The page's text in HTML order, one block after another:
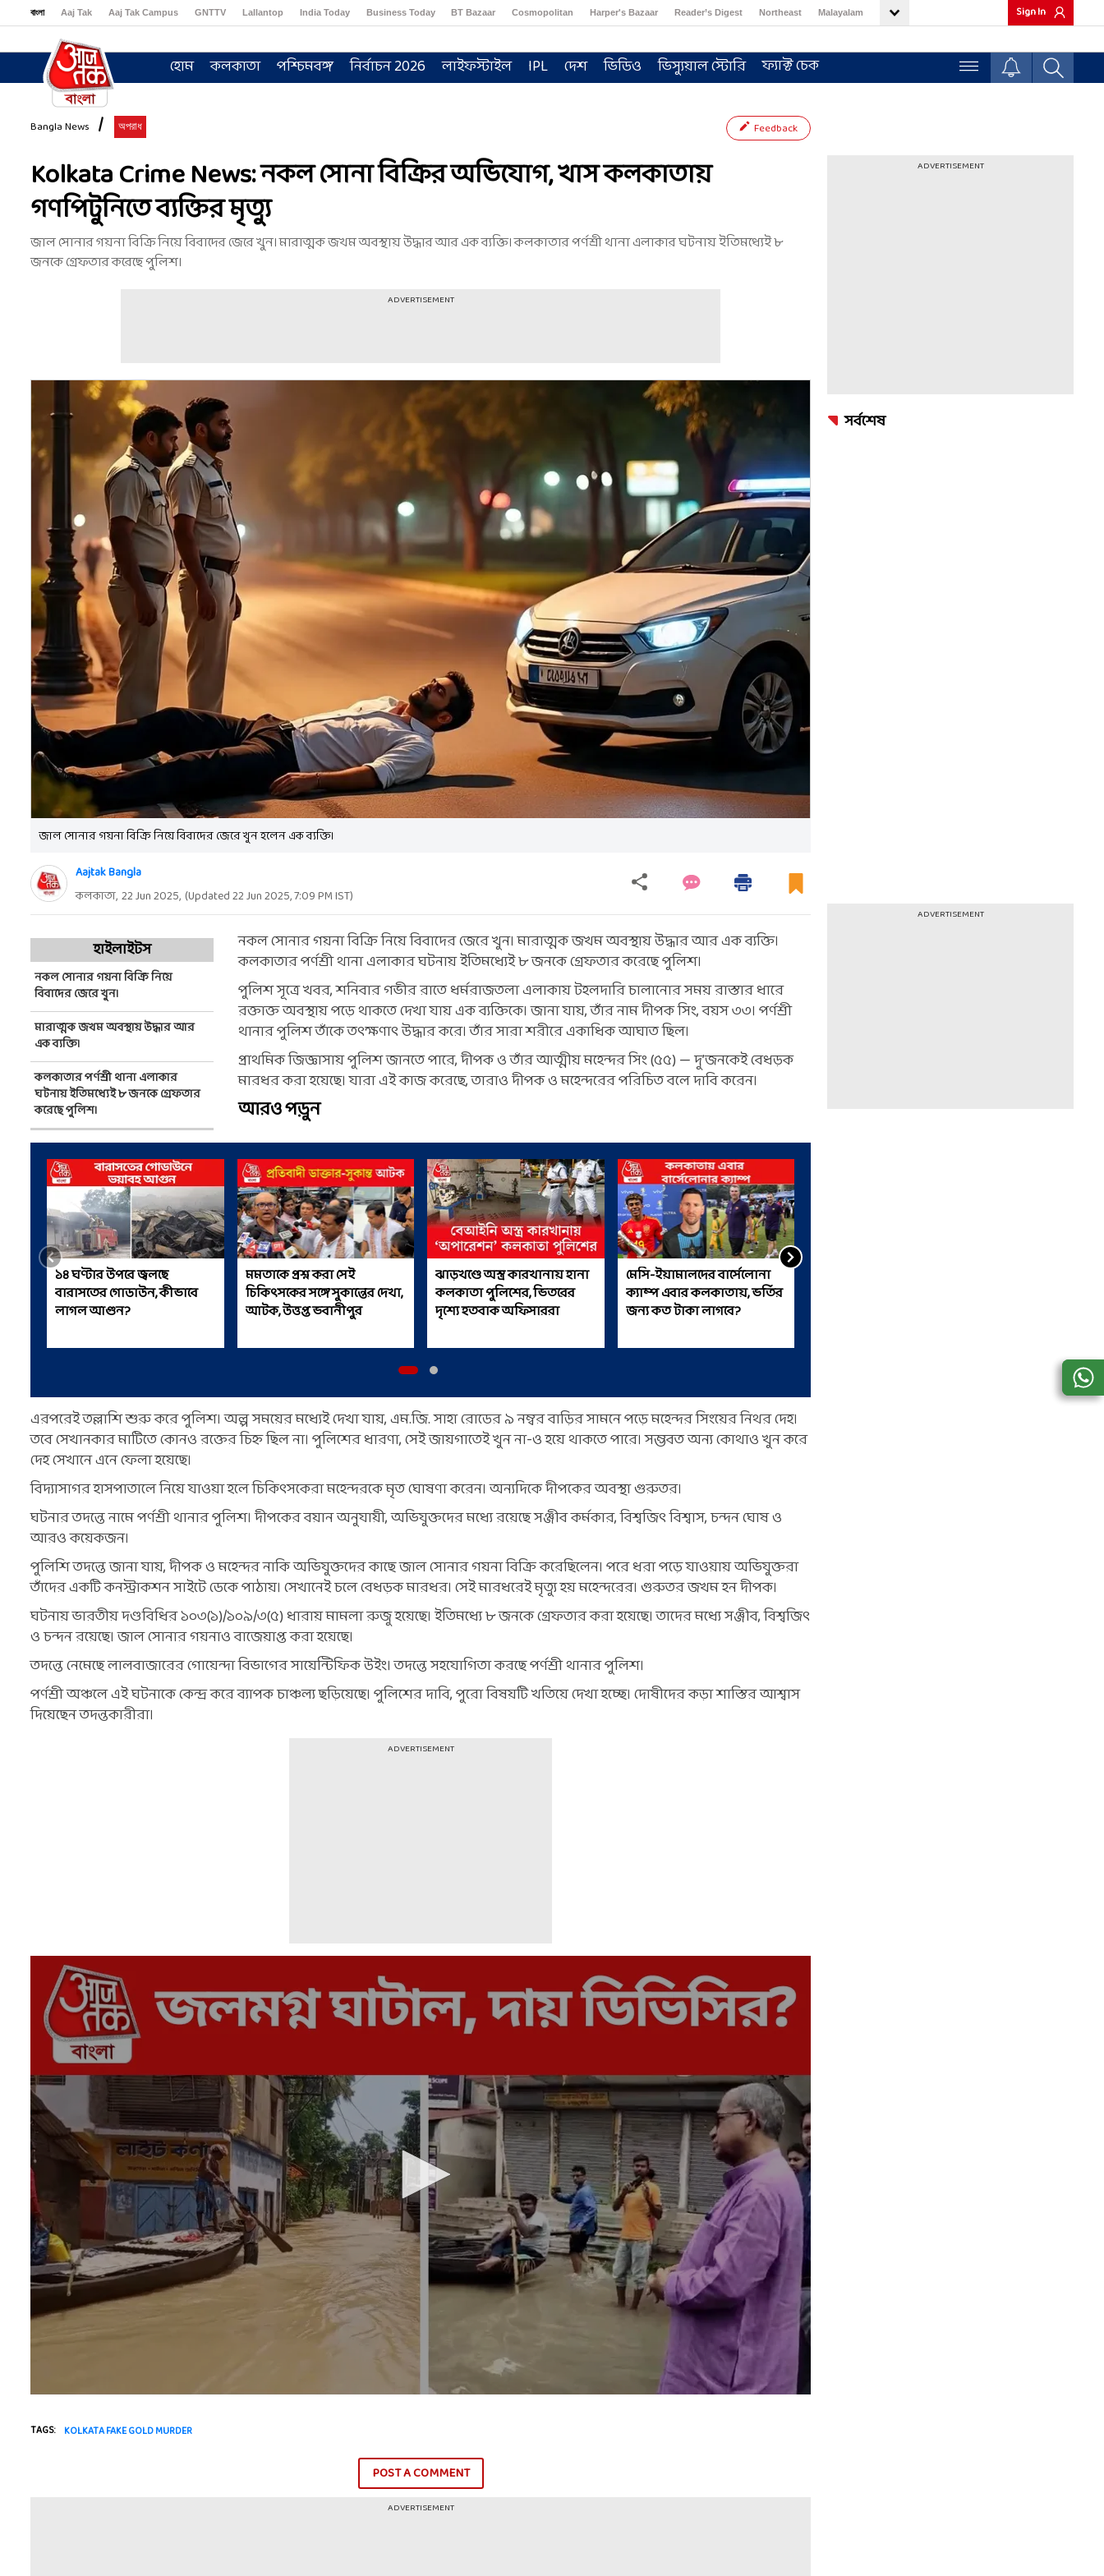
বাংলা Aaj Tak Aaj Tak Campus GNTTV Lallantop India Today Business Today BT Bazaar Cosmopolitan Harper's Bazaar Reader’s Digest Northeast Malayalam Sign In
হোম কলকাতা পশ্চিমবঙ্গ নির্বাচন 2026 লাইফস্টাইল IPL দেশ ভিডিও ভিস্যুয়াল স্টোরি ফ্যাক্ট চেক
Bangla News অপরাধ Feedback
Kolkata Crime News: নকল সোনা বিক্রির অভিযোগ, খাস কলকাতায়
গণপিটুনিতে ব্যক্তির মৃত্যু
জাল সোনার গয়না বিক্রি নিয়ে বিবাদের জেরে খুন। মারাত্মক জখম অবস্থায় উদ্ধার আর এক ব্যক্তি। কলকাতার পর্ণশ্রী থানা এলাকার ঘটনায় ইতিমধ্যেই ৮
জনকে গ্রেফতার করেছে পুলিশ।
ADVERTISEMENT
জাল সোনার গয়না বিক্রি নিয়ে বিবাদের জেরে খুন হলেন এক ব্যক্তি।
Aajtak Bangla
কলকাতা, 22 Jun 2025, (Updated22 Jun 2025, 7:09 PMIST)
হাইলাইটস
নকল সোনার গয়না বিক্রি নিয়ে
বিবাদের জেরে খুন।
মারাত্মক জখম অবস্থায় উদ্ধার আর
এক ব্যক্তি।
কলকাতার পর্ণশ্রী থানা এলাকার
ঘটনায় ইতিমধ্যেই ৮ জনকে গ্রেফতার
করেছে পুলিশ।
নকল সোনার গয়না বিক্রি নিয়ে বিবাদের জেরে খুন। মারাত্মক জখম অবস্থায় উদ্ধার আর এক ব্যক্তি।
কলকাতার পর্ণশ্রী থানা এলাকার ঘটনায় ইতিমধ্যেই ৮ জনকে গ্রেফতার করেছে পুলিশ।
পুলিশ সূত্রে খবর, শনিবার গভীর রাতে ধর্মরাজতলা এলাকায় টহলদারি চালানোর সময় রাস্তার ধারে
রক্তাক্ত অবস্থায় পড়ে থাকতে দেখা যায় এক ব্যক্তিকে। জানা যায়, তাঁর নাম দীপক সিং, বয়স ৩৩। পর্ণশ্রী
থানার পুলিশ তাঁকে তৎক্ষণাৎ উদ্ধার করে। তাঁর সারা শরীরে একাধিক আঘাত ছিল।
প্রাথমিক জিজ্ঞাসায় পুলিশ জানতে পারে, দীপক ও তাঁর আত্মীয় মহেন্দর সিং (৫৫) — দু’জনকেই বেধড়ক
মারধর করা হয়েছে। যারা এই কাজ করেছে, তারাও দীপক ও মহেন্দরের পরিচিত বলে দাবি করেন।
আরও পড়ুন
১৪ ঘণ্টার উপরে জ্বলছে
বারাসতের গোডাউন, কীভাবে
লাগল আগুন?
মমতাকে প্রশ্ন করা সেই
চিকিৎসকের সঙ্গে সুকান্তের দেখা,
আটক, উত্তপ্ত ভবানীপুর
ঝাড়খণ্ডে অস্ত্র কারখানায় হানা
কলকাতা পুলিশের, ভিতরের
দৃশ্যে হতবাক অফিসাররা
মেসি-ইয়ামালদের বার্সেলোনা
ক্যাম্প এবার কলকাতায়, ভর্তির
জন্য কত টাকা লাগবে?
এরপরেই তল্লাশি শুরু করে পুলিশ। অল্প সময়ের মধ্যেই দেখা যায়, এম.জি. সাহা রোডের ৯ নম্বর বাড়ির সামনে পড়ে মহেন্দর সিংয়ের নিথর দেহ।
তবে সেখানকার মাটিতে কোনও রক্তের চিহ্ন ছিল না। পুলিশের ধারণা, সেই জায়গাতেই খুন না-ও হয়ে থাকতে পারে। সম্ভবত অন্য কোথাও খুন করে
দেহ সেখানে এনে ফেলা হয়েছে।
বিদ্যাসাগর হাসপাতালে নিয়ে যাওয়া হলে চিকিৎসকেরা মহেন্দরকে মৃত ঘোষণা করেন। অন্যদিকে দীপকের অবস্থা গুরুতর।
ঘটনার তদন্তে নামে পর্ণশ্রী থানার পুলিশ। দীপকের বয়ান অনুযায়ী, অভিযুক্তদের মধ্যে রয়েছে সঞ্জীব কর্মকার, বিশ্বজিৎ বিশ্বাস, চন্দন ঘোষ ও
আরও কয়েকজন।
পুলিশি তদন্তে জানা যায়, দীপক ও মহেন্দর নাকি অভিযুক্তদের কাছে জাল সোনার গয়না বিক্রি করেছিলেন। পরে ধরা পড়ে যাওয়ায় অভিযুক্তরা
তাঁদের একটি কনস্ট্রাকশন সাইটে ডেকে পাঠায়। সেখানেই চলে বেধড়ক মারধর। সেই মারধরেই মৃত্যু হয় মহেন্দরের। গুরুতর জখম হন দীপক।
ঘটনায় ভারতীয় দণ্ডবিধির ১০৩(১)/১০৯/৩(৫) ধারায় মামলা রুজু হয়েছে। ইতিমধ্যে ৮ জনকে গ্রেফতার করা হয়েছে। তাদের মধ্যে সঞ্জীব, বিশ্বজিৎ
ও চন্দন রয়েছে। জাল সোনার গয়নাও বাজেয়াপ্ত করা হয়েছে।
তদন্তে নেমেছে লালবাজারের গোয়েন্দা বিভাগের সায়েন্টিফিক উইং। তদন্তে সহযোগিতা করছে পর্ণশ্রী থানার পুলিশ।
পর্ণশ্রী অঞ্চলে এই ঘটনাকে কেন্দ্র করে ব্যাপক চাঞ্চল্য ছড়িয়েছে। পুলিশের দাবি, পুরো বিষয়টি খতিয়ে দেখা হচ্ছে। দোষীদের কড়া শাস্তির আশ্বাস
দিয়েছেন তদন্তকারীরা।
ADVERTISEMENT
TAGS: KOLKATA FAKE GOLD MURDER
POST A COMMENT
ADVERTISEMENT
ADVERTISEMENT
সর্বশেষ
ADVERTISEMENT